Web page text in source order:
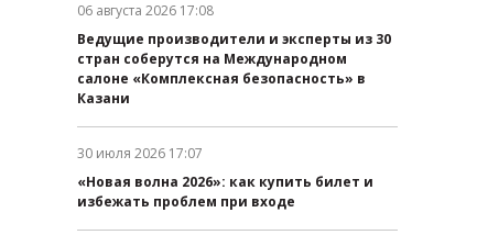
06 августа 2026 17:08
Ведущие производители и эксперты из 30
стран соберутся на Международном
салоне «Комплексная безопасность» в
Казани
30 июля 2026 17:07
«Новая волна 2026»: как купить билет и
избежать проблем при входе